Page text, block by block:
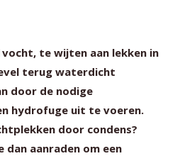
te wijten aan lekken in
terug waterdicht
door de nodige
hydrofuge uit te voeren.
door condens?
dan aanraden om een